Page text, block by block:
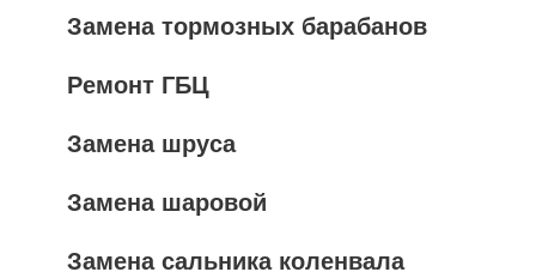
Замена тормозных барабанов
Ремонт ГБЦ
Замена шруса
Замена шаровой
Замена сальника коленвала